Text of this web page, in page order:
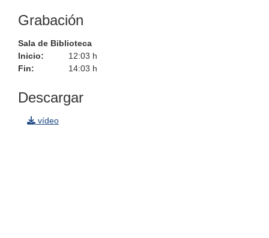
seconds
Grabación
Sala de Biblioteca
Inicio:
12:03 h
Fin:
14:03 h
Descargar
vídeo